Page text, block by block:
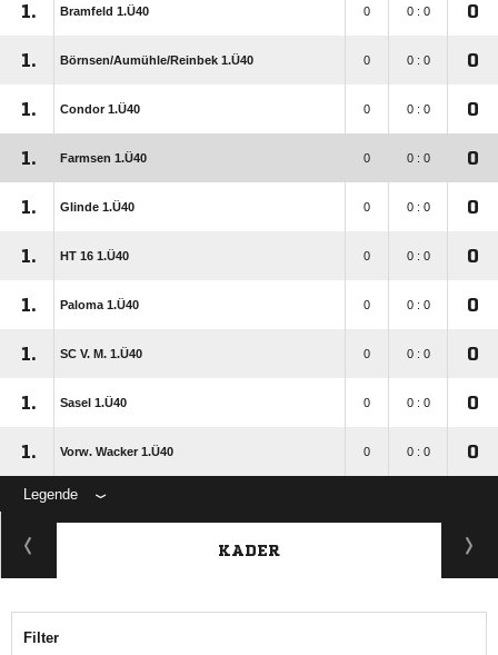
1. Bramfeld 1.Ü40 0 0 : 0 0
1. Börnsen/​Aumühle/​Reinbek 1.Ü40 0 0 : 0 0
1. Condor 1.Ü40 0 0 : 0 0
1. Farmsen 1.Ü40 0 0 : 0 0
1. Glinde 1.Ü40 0 0 : 0 0
1. HT 16 1.Ü40 0 0 : 0 0
1. Paloma 1.Ü40 0 0 : 0 0
1. SC V. M. 1.Ü40 0 0 : 0 0
1. Sasel 1.Ü40 0 0 : 0 0
1. Vorw. Wacker 1.Ü40 0 0 : 0 0
Legende
KADER
Filter